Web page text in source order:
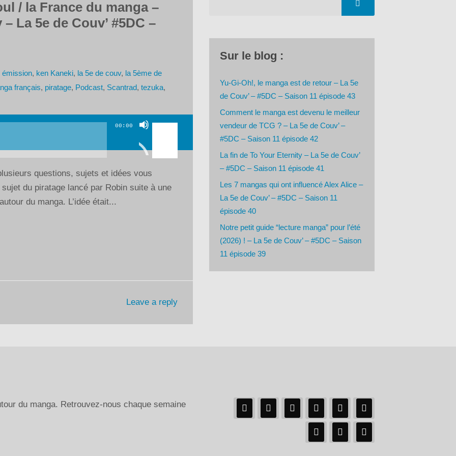
/ la France du manga –
La 5e de Couv’ #5DC –
émission, ken Kaneki, la 5e de couv, la 5ème de
français, piratage, Podcast, Scantrad, tezuka,
00:00
Utilisez
flèches
pour
augmenter
questions, sujets et idées vous
du piratage lancé par Robin suite à une
du manga. L’idée était...
Leave a reply
Sur le blog :
Yu-Gi-Oh!, le manga est de retour – La 5e
de Couv’ – #5DC – Saison 11 épisode 43
Comment le manga est devenu le meilleur
vendeur de TCG ? – La 5e de Couv’ –
#5DC – Saison 11 épisode 42
La fin de To Your Eternity – La 5e de Couv’
– #5DC – Saison 11 épisode 41
Les 7 mangas qui ont influencé Alex Alice –
La 5e de Couv’ – #5DC – Saison 11
épisode 40
Notre petit guide “lecture manga” pour l’été
(2026) ! – La 5e de Couv’ – #5DC – Saison
11 épisode 39
du manga. Retrouvez-nous chaque semaine